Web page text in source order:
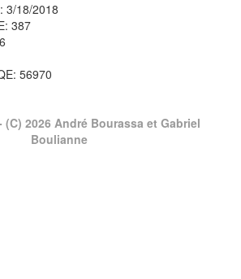
3/18/2018
387
56970
(C) 2026 André Bourassa et Gabriel
Boulianne